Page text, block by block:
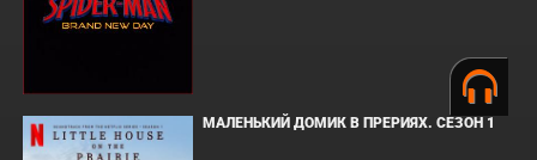
МАЛЕНЬКИЙ ДОМИК В ПРЕРИЯХ. СЕЗОН 1